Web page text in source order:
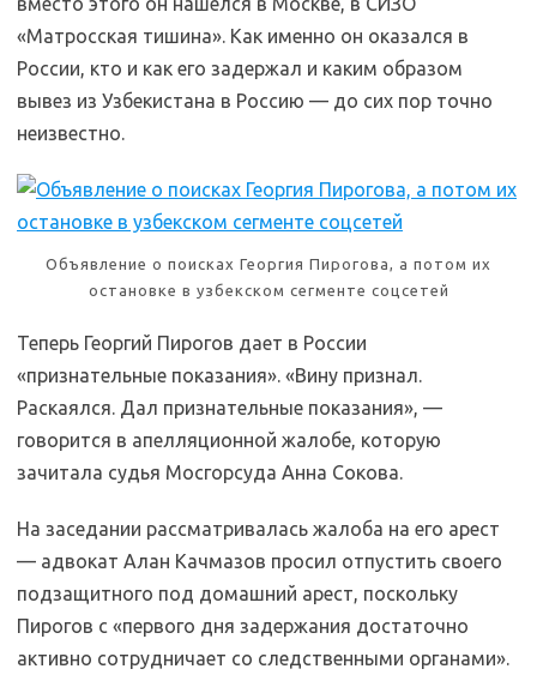
«Матросская тишина». Как именно он оказался в
России, кто и как его задержал и каким образом
вывез из Узбекистана в Россию — до сих пор точно
неизвестно.
Объявление о поисках Георгия Пирогова, а потом их
остановке в узбекском сегменте соцсетей
Теперь Георгий Пирогов дает в России
«признательные показания». «Вину признал.
Раскаялся. Дал признательные показания», —
говорится в апелляционной жалобе, которую
зачитала судья Мосгорсуда Анна Сокова.
На заседании рассматривалась жалоба на его арест
— адвокат Алан Качмазов просил отпустить своего
подзащитного под домашний арест, поскольку
Пирогов с «первого дня задержания достаточно
активно сотрудничает со следственными органами».